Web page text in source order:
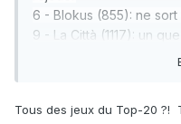
6 - Blokus (855): ne sort
9 - La Città (1117): un
bientot même s’il est
joueurs
Tous des jeux du Top-20 ?!